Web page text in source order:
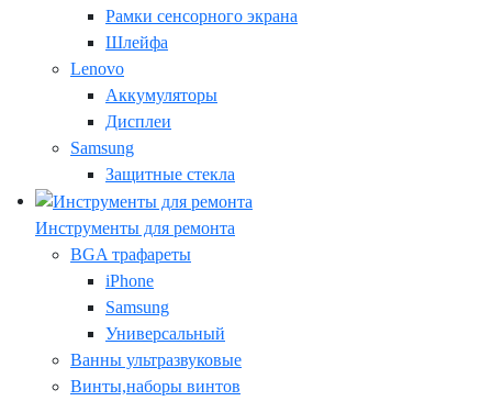
Рамки сенсорного экрана
Шлейфа
Lenovo
Аккумуляторы
Дисплеи
Samsung
Защитные стекла
Инструменты для ремонта
BGA трафареты
iPhone
Samsung
Универсальный
Ванны ультразвуковые
Винты,наборы винтов